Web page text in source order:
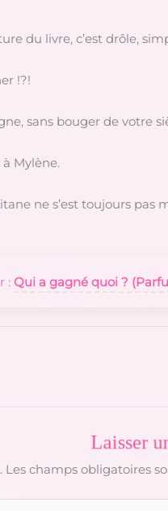
du livre, c’est drôle,
!?!
sans bouger de votre
à Mylène.
ne s’est toujours
: Qui a gagné quoi ?
Laisser
Les champs obligatoires